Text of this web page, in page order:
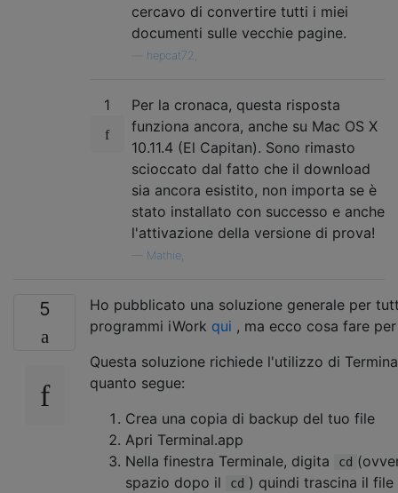
cercavo di convertire tutti i miei
documenti sulle vecchie pagine.
hepcat72,
1
Per la cronaca, questa risposta
funziona ancora, anche su Mac OS X
10.11.4 (El Capitan). Sono rimasto
scioccato dal fatto che il download
sia ancora esistito, non importa se è
stato installato con successo e anche
l'attivazione della versione di prova!
Mathie,
5
Ho pubblicato una soluzione generale per
programmi iWork qui , ma ecco cosa fare
Questa soluzione richiede l'utilizzo di
quanto segue:
Crea una copia di backup del tuo file
Apri Terminal.app
Nella finestra Terminale, digita
cd
spazio dopo il
cd ) quindi trascina il file